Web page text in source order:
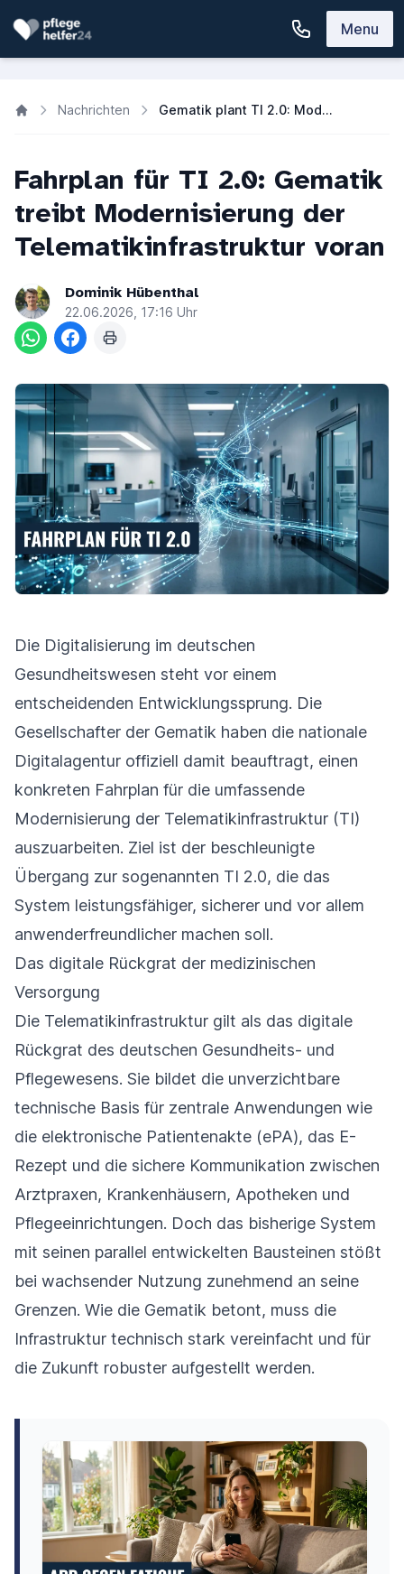
Menu
Nachrichten Gematik plant TI 2.0: Modernisierung der Telematikinfrastruktur
Fahrplan für TI 2.0: Gematik
treibt Modernisierung der
Telematikinfrastruktur voran
Dominik Hübenthal
22.06.2026, 17:16 Uhr
Die Digitalisierung im deutschen
Gesundheitswesen steht vor einem
entscheidenden Entwicklungssprung. Die
Gesellschafter der Gematik haben die nationale
Digitalagentur offiziell damit beauftragt, einen
konkreten Fahrplan für die umfassende
Modernisierung der Telematikinfrastruktur (TI)
auszuarbeiten. Ziel ist der beschleunigte
Übergang zur sogenannten TI 2.0, die das
System leistungsfähiger, sicherer und vor allem
anwenderfreundlicher machen soll.
Das digitale Rückgrat der medizinischen
Versorgung
Die Telematikinfrastruktur gilt als das digitale
Rückgrat des deutschen Gesundheits- und
Pflegewesens. Sie bildet die unverzichtbare
technische Basis für zentrale Anwendungen wie
die elektronische Patientenakte (ePA), das E-
Rezept und die sichere Kommunikation zwischen
Arztpraxen, Krankenhäusern, Apotheken und
Pflegeeinrichtungen. Doch das bisherige System
mit seinen parallel entwickelten Bausteinen stößt
bei wachsender Nutzung zunehmend an seine
Grenzen. Wie die Gematik betont, muss die
Infrastruktur technisch stark vereinfacht und für
die Zukunft robuster aufgestellt werden.